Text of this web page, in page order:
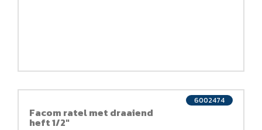
Facom ratel met draaiend
heft 1/2"
6002474